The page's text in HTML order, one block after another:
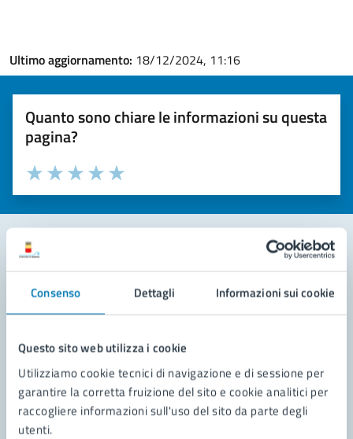
Consenso Dettagli Informazioni sui cookie
Questo sito web utilizza i cookie
Utilizziamo cookie tecnici di navigazione e di sessione per
garantire la corretta fruizione del sito e cookie analitici per
raccogliere informazioni sull'uso del sito da parte degli
utenti.
Ultimo aggiornamento: 18/12/2024, 11:16
Quanto sono chiare le informazioni su questa
pagina?
Valuta la chiarezza delle informazioni (da 1 a 5 stelle)
Seleziona il numero di stelle per valutare la chiarezza delle
Valuta 5 stelle su 5
Valuta 4 stelle su 5
Valuta 3 stelle su 5
Valuta 2 stelle su 5
Valuta 1 stelle su 5
Leggi le domande frequenti
Richiedi assistenza
Prenota appuntamento
Problemi in città